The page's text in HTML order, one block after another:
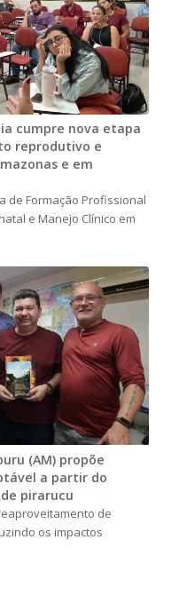
cumpre nova etapa
reprodutivo e
e em
de Formação Profissional
e Manejo Clínico em
(AM) propõe
a partir do
pirarucu
de
os impactos